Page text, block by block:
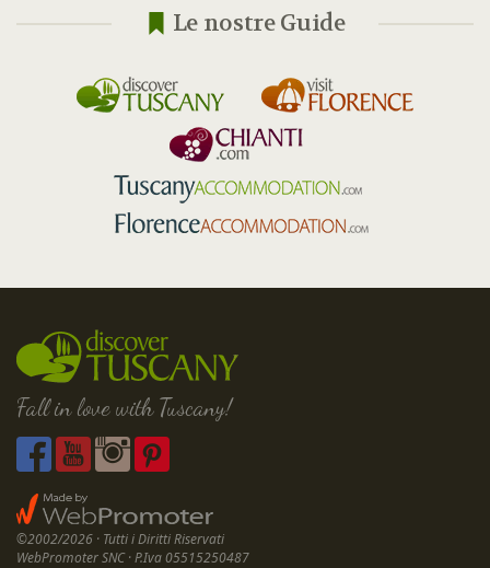
Le nostre Guide
Fall in love with Tuscany!
©2002/2026 · Tutti i Diritti Riservati
WebPromoter SNC · P.Iva 05515250487